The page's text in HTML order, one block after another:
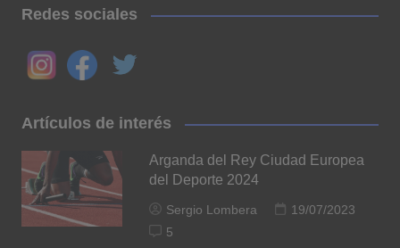
Redes sociales
Artículos de interés
Arganda del Rey Ciudad Europea
del Deporte 2024
Sergio Lombera
19/07/2023
5